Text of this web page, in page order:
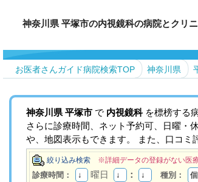
神奈川県 平塚市の内視鏡科の病院とクリ
お医者さんガイド病院検索TOP 神奈川県
神奈川県 平塚市 で 内視鏡科を標榜する
さらに診療時間、ネット予約可、日曜・
や、地図表示もできます。 また、口コミ
絞り込み検索 ※詳細データの登録がない医
診療時間： 曜日 ： 種別：